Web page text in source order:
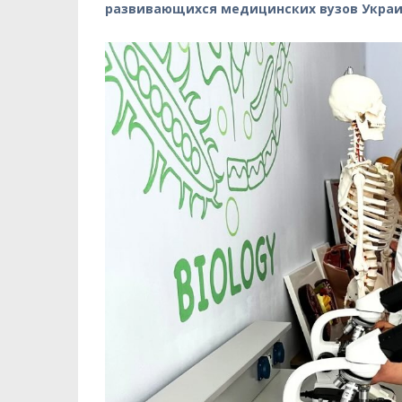
развивающихся медицинских вузов